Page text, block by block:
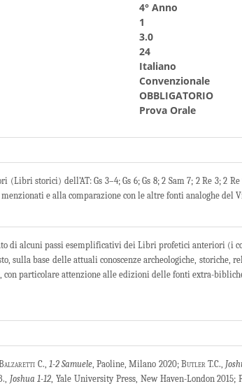
4° Anno
1
3.0
24
Italiano
Convenzionale
OBBLIGATORIO
Prova Orale
storici) dell’AT: Gs 3–4; Gs 6; Gs 8; 2 Sam 7; 2 Re 3; 2
e alla comparazione con le altre fonti analoghe del
di alcuni passi esemplificativi dei Libri profetici anteriori (i
sulla base delle attuali conoscenze archeologiche,
particolare attenzione alle edizioni delle fonti extra-
C., 1-2 Samuele, Paoline, Milano 2020; ButlerT.C.,
Joshua 1-12, Yale University Press, New Haven-London 2015;